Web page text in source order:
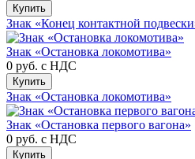
Купить
Знак «Конец контактной
Знак «Остановка локомотива»
0 руб. с НДС
Купить
Знак «Остановка локомотива»
Знак «Остановка первого вагона»
0 руб. с НДС
Купить